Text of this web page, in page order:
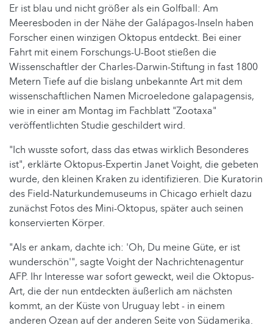
Er ist blau und nicht größer als ein Golfball: Am
Meeresboden in der Nähe der Galápagos-Inseln haben
Forscher einen winzigen Oktopus entdeckt. Bei einer
Fahrt mit einem Forschungs-U-Boot stießen die
Wissenschaftler der Charles-Darwin-Stiftung in fast 1800
Metern Tiefe auf die bislang unbekannte Art mit dem
wissenschaftlichen Namen Microeledone galapagensis,
wie in einer am Montag im Fachblatt "Zootaxa"
veröffentlichten Studie geschildert wird.
"Ich wusste sofort, dass das etwas wirklich Besonderes
ist", erklärte Oktopus-Expertin Janet Voight, die gebeten
wurde, den kleinen Kraken zu identifizieren. Die Kuratorin
des Field-Naturkundemuseums in Chicago erhielt dazu
zunächst Fotos des Mini-Oktopus, später auch seinen
konservierten Körper.
"Als er ankam, dachte ich: 'Oh, Du meine Güte, er ist
wunderschön'", sagte Voight der Nachrichtenagentur
AFP. Ihr Interesse war sofort geweckt, weil die Oktopus-
Art, die der nun entdeckten äußerlich am nächsten
kommt, an der Küste von Uruguay lebt - in einem
anderen Ozean auf der anderen Seite von Südamerika.